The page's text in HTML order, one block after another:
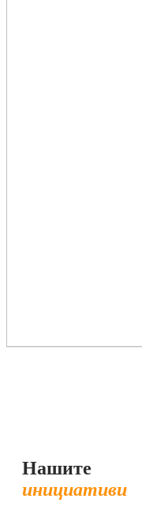
Нашите
инициативи